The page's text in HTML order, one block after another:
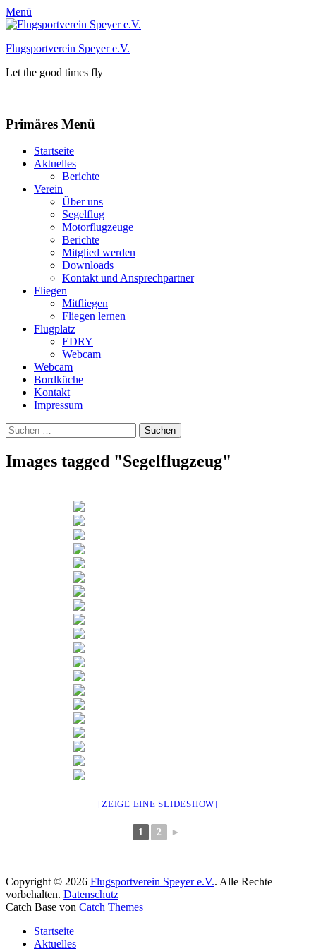
Menü
Flugsportverein Speyer e.V.
Let the good times fly
Primäres Menü
Zum
Inhalt
Startseite
Aktuelles
Berichte
Verein
Über uns
Segelflug
Motorflugzeuge
Berichte
Mitglied werden
Downloads
Kontakt und Ansprechpartner
Fliegen
Mitfliegen
Fliegen lernen
Flugplatz
EDRY
Webcam
Webcam
Bordküche
Kontakt
Impressum
Suchen
Suchen
nach:
Images tagged "Segelflugzeug"
[ZEIGE EINE SLIDESHOW]
1 2 ►
Copyright © 2026 Flugsportverein Speyer e.V.. Alle Rechte
vorbehalten. Datenschutz
Catch Base von Catch Themes
oben
scrollen
Startseite
Aktuelles